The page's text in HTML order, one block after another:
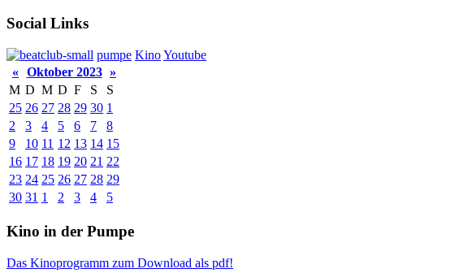
Social Links
pumpe KinoYoutube
« Oktober 2023 »
M D M D F S
S
25 26 27 28 29 30 1
2
3 4 5 6 7
8
9
10 11 12 13 14 15
16 17 18 19 20 21 22
23 24 25 26 27 28 29
30 31 1 2 3 4 5
Kino in der Pumpe
Das Kinoprogramm zum Download als pdf!